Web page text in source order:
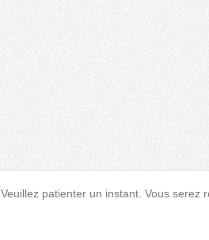
Veuillez patienter un instant. Vous serez